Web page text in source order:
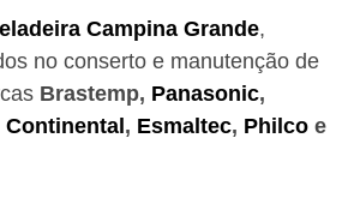
Campina Grande,
no conserto e manutenção de
Brastemp, Panasonic,
Continental , Esmaltec, Philco e